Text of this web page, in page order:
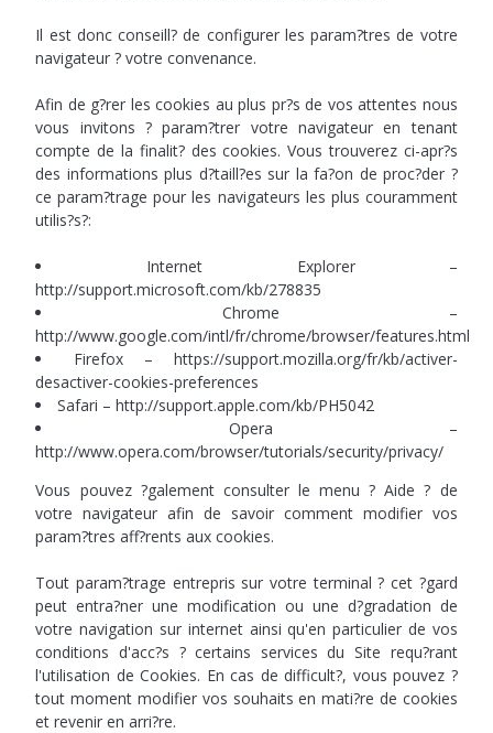
Il est donc conseill? de configurer les param?tres de votre
navigateur ? votre convenance.
Afin de g?rer les cookies au plus pr?s de vos attentes nous
vous invitons ? param?trer votre navigateur en tenant
compte de la finalit? des cookies. Vous trouverez ci-apr?s
des informations plus d?taill?es sur la fa?on de proc?der ?
ce param?trage pour les navigateurs les plus couramment
utilis?s?:
Internet Explorer –
http://support.microsoft.com/kb/278835
Chrome –
http://www.google.com/intl/fr/chrome/browser/features.html
Firefox – https://support.mozilla.org/fr/kb/activer-
desactiver-cookies-preferences
Safari – http://support.apple.com/kb/PH5042
Opera –
http://www.opera.com/browser/tutorials/security/privacy/
Vous pouvez ?galement consulter le menu ? Aide ? de
votre navigateur afin de savoir comment modifier vos
param?tres aff?rents aux cookies.
Tout param?trage entrepris sur votre terminal ? cet ?gard
peut entra?ner une modification ou une d?gradation de
votre navigation sur internet ainsi qu'en particulier de vos
conditions d'acc?s ? certains services du Site requ?rant
l'utilisation de Cookies. En cas de difficult?, vous pouvez ?
tout moment modifier vos souhaits en mati?re de cookies
et revenir en arri?re.